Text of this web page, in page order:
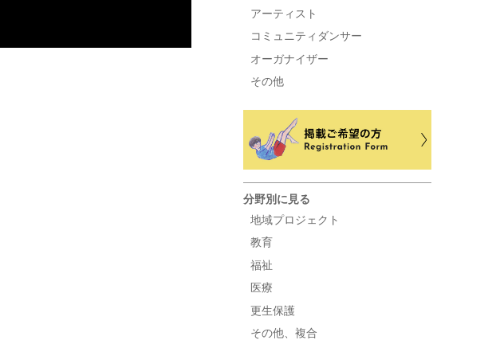
アーティスト
コミュニティダンサー
オーガナイザー
その他
分野別に見る
地域プロジェクト
教育
福祉
医療
更生保護
その他、複合